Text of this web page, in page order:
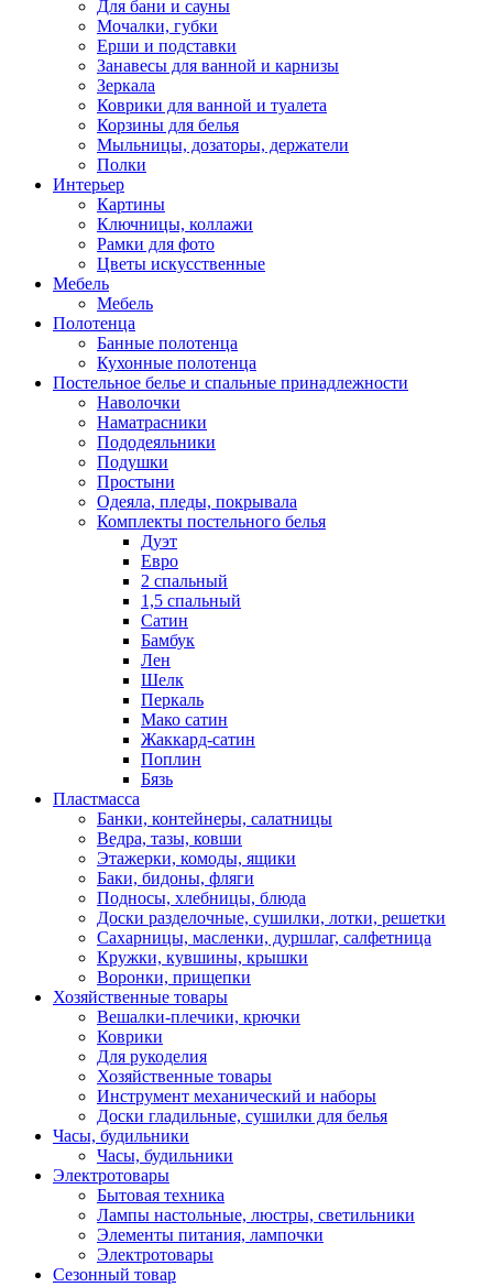
Для бани и сауны
Мочалки, губки
Ерши и подставки
Занавесы для ванной и карнизы
Зеркала
Коврики для ванной и туалета
Корзины для белья
Мыльницы, дозаторы, держатели
Полки
Интерьер
Картины
Ключницы, коллажи
Рамки для фото
Цветы искусственные
Мебель
Мебель
Полотенца
Банные полотенца
Кухонные полотенца
Постельное белье и спальные принадлежности
Наволочки
Наматрасники
Пододеяльники
Подушки
Простыни
Одеяла, пледы, покрывала
Комплекты постельного белья
Дуэт
Евро
2 спальный
1,5 спальный
Сатин
Бамбук
Лен
Шелк
Перкаль
Мако сатин
Жаккард-сатин
Поплин
Бязь
Пластмасса
Банки, контейнеры, салатницы
Ведра, тазы, ковши
Этажерки, комоды, ящики
Баки, бидоны, фляги
Подносы, хлебницы, блюда
Доски разделочные, сушилки, лотки, решетки
Сахарницы, масленки, дуршлаг, салфетница
Кружки, кувшины, крышки
Воронки, прищепки
Хозяйственные товары
Вешалки-плечики, крючки
Коврики
Для рукоделия
Хозяйственные товары
Инструмент механический и наборы
Доски гладильные, сушилки для белья
Часы, будильники
Часы, будильники
Электротовары
Бытовая техника
Лампы настольные, люстры, светильники
Элементы питания, лампочки
Электротовары
Сезонный товар